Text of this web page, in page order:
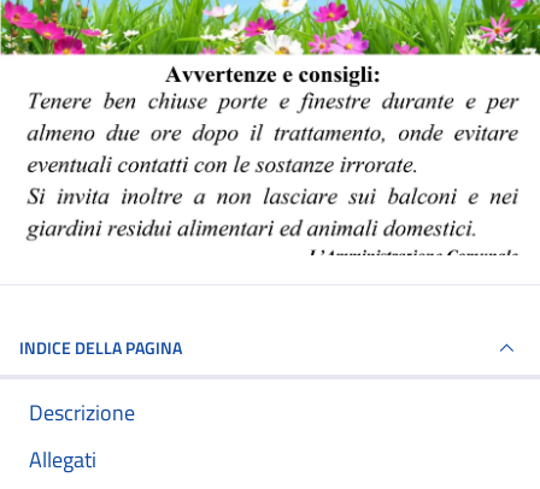
INDICE DELLA PAGINA
Descrizione
Allegati